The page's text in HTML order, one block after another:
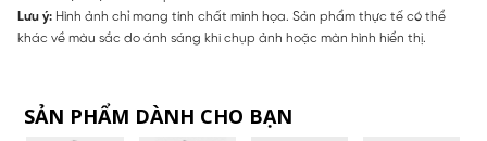
Lưu ý: Hình ảnh chỉ mang tính chất minh họa. Sản phẩm thực tế có thể
khác về màu sắc do ánh sáng khi chụp ảnh hoặc màn hình hiển thị.
SẢN PHẨM DÀNH CHO BẠN